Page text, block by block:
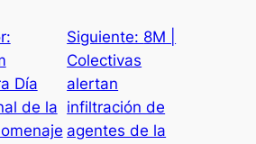
Día
de la
Siguiente: 8M |
Colectivas
alertan
infiltración de
agentes de la